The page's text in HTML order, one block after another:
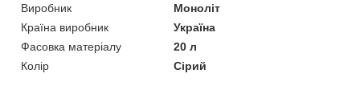
Виробник
Моноліт
Країна виробник
Україна
Фасовка матеріалу
20 л
Колір
Сірий